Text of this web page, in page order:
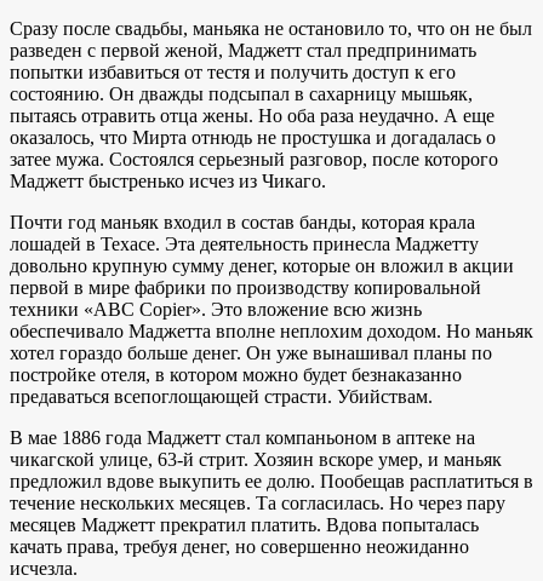
Сразу после свадьбы, маньяка не остановило то, что он не был
разведен с первой женой, Маджетт стал предпринимать
попытки избавиться от тестя и получить доступ к его
состоянию. Он дважды подсыпал в сахарницу мышьяк,
пытаясь отравить отца жены. Но оба раза неудачно. А еще
оказалось, что Мирта отнюдь не простушка и догадалась о
затее мужа. Состоялся серьезный разговор, после которого
Маджетт быстренько исчез из Чикаго.
Почти год маньяк входил в состав банды, которая крала
лошадей в Техасе. Эта деятельность принесла Маджетту
довольно крупную сумму денег, которые он вложил в акции
первой в мире фабрики по производству копировальной
техники «ABC Copier». Это вложение всю жизнь
обеспечивало Маджетта вполне неплохим доходом. Но маньяк
хотел гораздо больше денег. Он уже вынашивал планы по
постройке отеля, в котором можно будет безнаказанно
предаваться всепоглощающей страсти. Убийствам.
В мае 1886 года Маджетт стал компаньоном в аптеке на
чикагской улице, 63-й стрит. Хозяин вскоре умер, и маньяк
предложил вдове выкупить ее долю. Пообещав расплатиться в
течение нескольких месяцев. Та согласилась. Но через пару
месяцев Маджетт прекратил платить. Вдова попыталась
качать права, требуя денег, но совершенно неожиданно
исчезла.